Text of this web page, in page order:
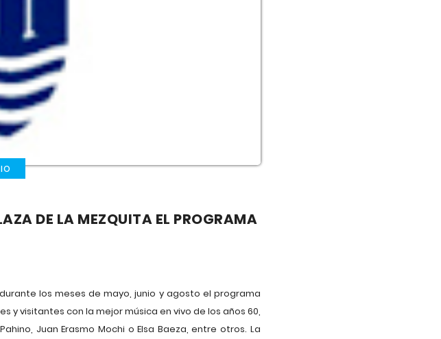
DE LA MEZQUITA EL PROGRAMA
los meses de mayo, junio y agosto el programa
y visitantes con la mejor música en vivo de los años 60,
Juan Erasmo Mochi o Elsa Baeza, entre otros. La